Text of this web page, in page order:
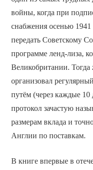
войны, когда при
снабжения осенью 1941
передать Советскому
программе ленд-лиза,
Великобритании.
организовал
путём (через каждые
протокол зачастую
размерам вклада и
Англии по поставкам.
В книге впервые в